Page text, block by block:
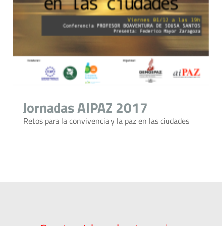
Jornadas AIPAZ 2017
Retos para la convivencia y la paz en las ciudades